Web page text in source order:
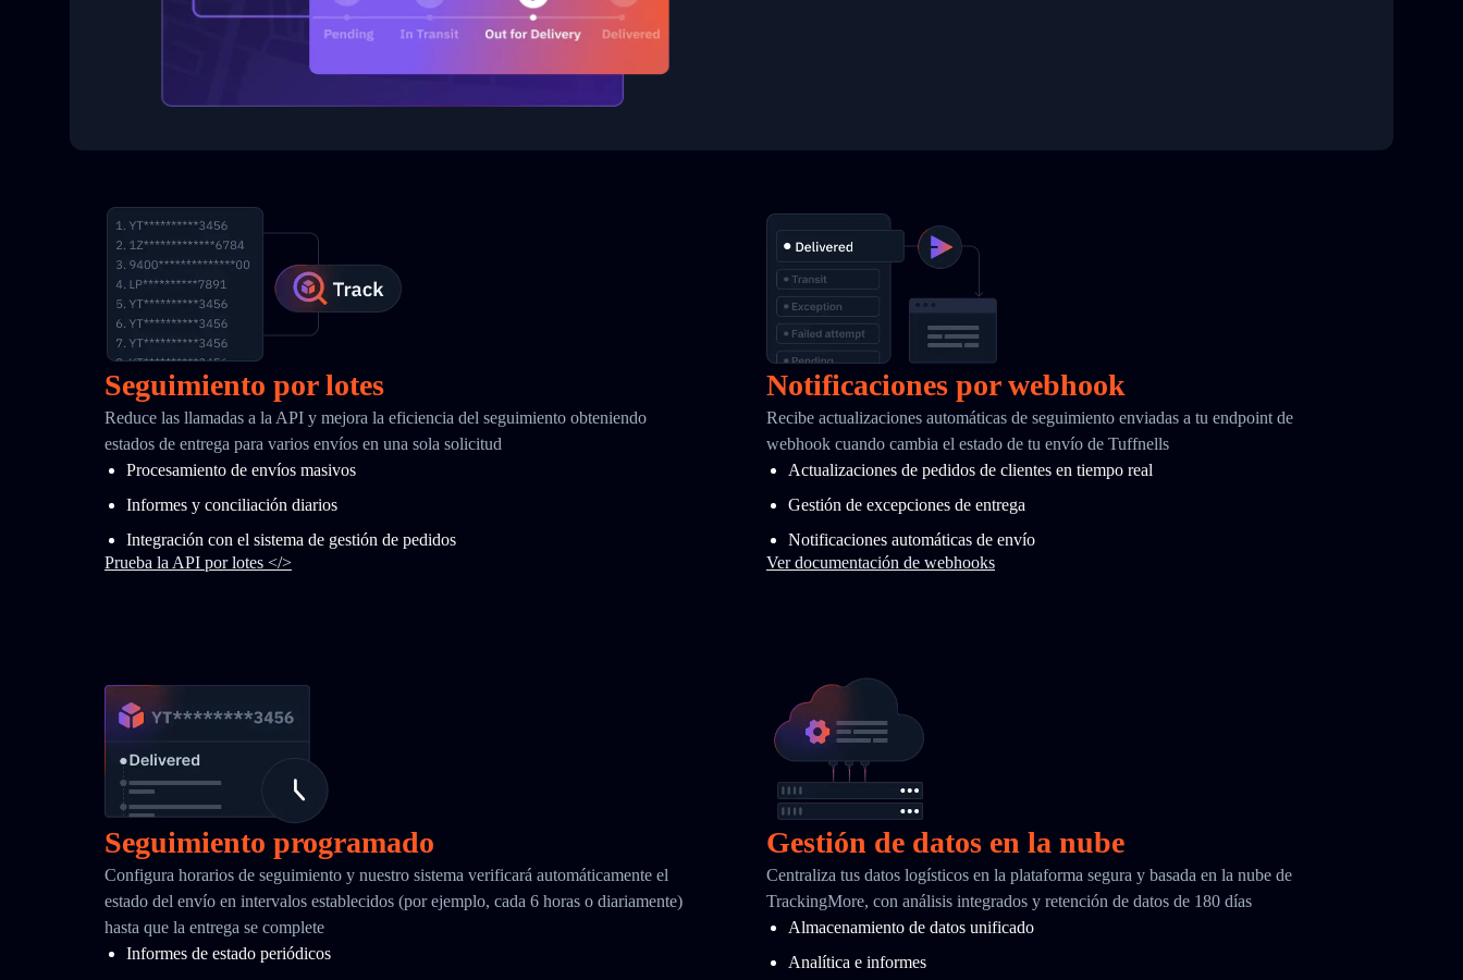
Seguimiento por lotes
Reduce las llamadas a la API y mejora la eficiencia del seguimiento obteniendo
estados de entrega para varios envíos en una sola solicitud
Procesamiento de envíos masivos
Informes y conciliación diarios
Integración con el sistema de gestión de pedidos
Prueba la API por lotes </>
Notificaciones por webhook
Recibe actualizaciones automáticas de seguimiento enviadas a tu endpoint de
webhook cuando cambia el estado de tu envío de Tuffnells
Actualizaciones de pedidos de clientes en tiempo real
Gestión de excepciones de entrega
Notificaciones automáticas de envío
Ver documentación de webhooks
Seguimiento programado
Configura horarios de seguimiento y nuestro sistema verificará automáticamente el
estado del envío en intervalos establecidos (por ejemplo, cada 6 horas o diariamente)
hasta que la entrega se complete
Informes de estado periódicos
Gestión de datos en la nube
Centraliza tus datos logísticos en la plataforma segura y basada en la nube de
TrackingMore, con análisis integrados y retención de datos de 180 días
Almacenamiento de datos unificado
Analítica e informes